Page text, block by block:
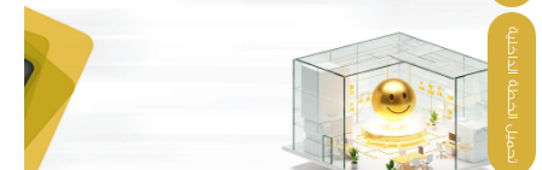
تحميل الخطة الداخلية